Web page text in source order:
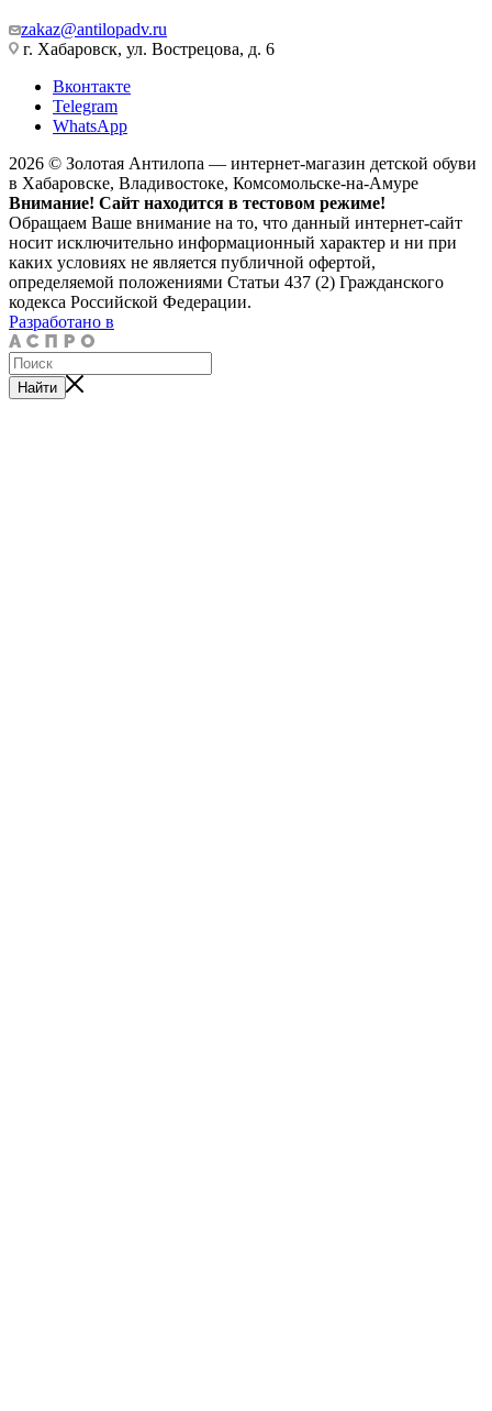
zakaz@antilopadv.ru
г. Хабаровск, ул. Вострецова, д. 6
Вконтакте
Telegram
WhatsApp
2026 © Золотая Антилопа — интернет-магазин детской обуви
в Хабаровске, Владивостоке, Комсомольске-на-Амуре
Внимание! Сайт находится в тестовом режиме!
Обращаем Ваше внимание на то, что данный интернет-сайт
носит исключительно информационный характер и ни при
каких условиях не является публичной офертой,
определяемой положениями Статьи 437 (2) Гражданского
кодекса Российской Федерации.
Разработано в
Найти